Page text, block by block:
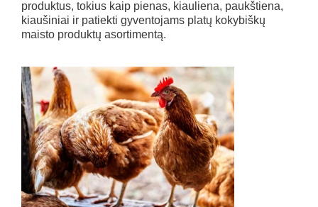
produktus, tokius kaip pienas, kiauliena, paukštiena,
kiaušiniai ir patiekti gyventojams platų kokybiškų
maisto produktų asortimentą.